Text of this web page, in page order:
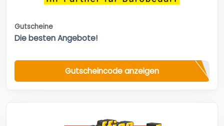
Gutscheine
Die besten Angebote!
Gutscheincode anzeigen